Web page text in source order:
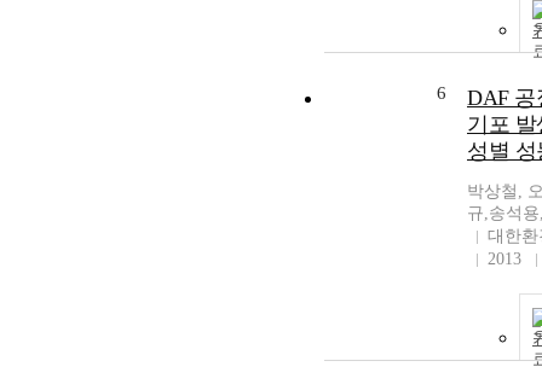
6
DAF 공
기포
성별 성
박상철,
규,송석
대한
2013